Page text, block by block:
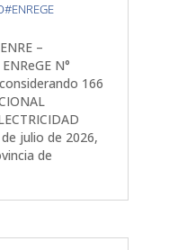
–
N°
166
julio de 2026,
de